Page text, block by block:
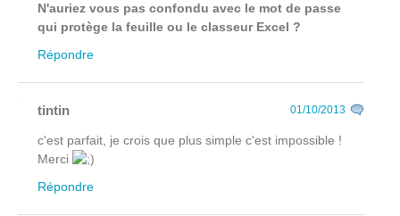
N'auriez vous pas confondu avec le mot de passe
qui protège la feuille ou le classeur Excel ?
Répondre
tintin 01/10/2013
c'est parfait, je crois que plus simple c'est impossible !
Merci
Répondre